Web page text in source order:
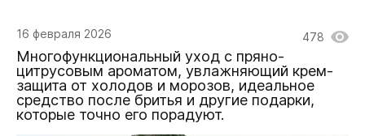
16 февраля 2026 478
Многофункциональный уход с пряно-
цитрусовым ароматом, увлажняющий крем-
защита от холодов и морозов, идеальное
средство после бритья и другие подарки,
которые точно его порадуют.